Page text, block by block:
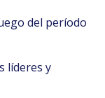
del período
líderes y